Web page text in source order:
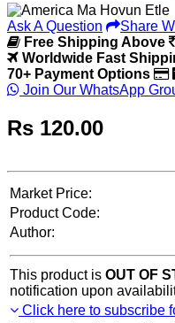
Ask A Question
Share
Free Shipping Above
Worldwide Fast
70+ Payment Options
Join Our WhatsApp
Rs 120.00
Market Price:
Product Code:
Author:
This product is OUT OF
notification upon
Click here to subscribe